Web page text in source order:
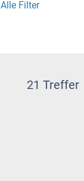
Alle Filter
21 Treffer